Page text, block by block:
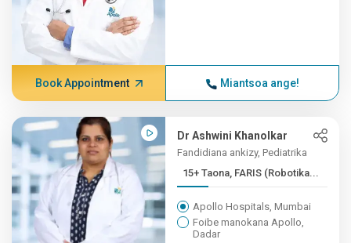
Book Appointment Miantsoa ange!
Dr Ashwini Khanolkar
Fandidiana ankizy, Pediatrika
15+ Taona, FARIS (Robotika...
Apollo Hospitals, Mumbai
Foibe manokana Apollo,
Dadar